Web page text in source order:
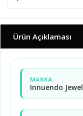
Ürün Açıklaması
MARKA
Innuendo